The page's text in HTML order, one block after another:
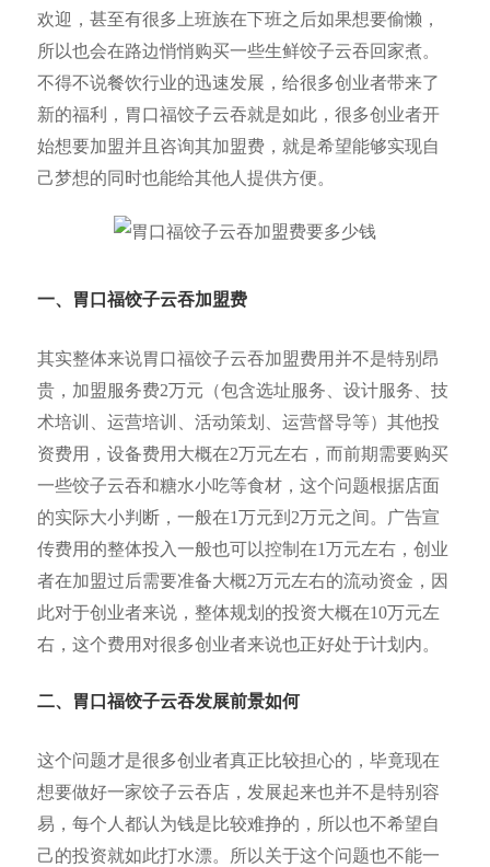
欢迎，甚至有很多上班族在下班之后如果想要偷懒，
所以也会在路边悄悄购买一些生鲜饺子云吞回家煮。
不得不说餐饮行业的迅速发展，给很多创业者带来了
新的福利，胃口福饺子云吞就是如此，很多创业者开
始想要加盟并且咨询其加盟费，就是希望能够实现自
己梦想的同时也能给其他人提供方便。
一、胃口福饺子云吞加盟费
其实整体来说胃口福饺子云吞加盟费用并不是特别昂
贵，加盟服务费2万元（包含选址服务、设计服务、技
术培训、运营培训、活动策划、运营督导等）其他投
资费用，设备费用大概在2万元左右，而前期需要购买
一些饺子云吞和糖水小吃等食材，这个问题根据店面
的实际大小判断，一般在1万元到2万元之间。广告宣
传费用的整体投入一般也可以控制在1万元左右，创业
者在加盟过后需要准备大概2万元左右的流动资金，因
此对于创业者来说，整体规划的投资大概在10万元左
右，这个费用对很多创业者来说也正好处于计划内。
二、胃口福饺子云吞发展前景如何
这个问题才是很多创业者真正比较担心的，毕竟现在
想要做好一家饺子云吞店，发展起来也并不是特别容
易，每个人都认为钱是比较难挣的，所以也不希望自
己的投资就如此打水漂。所以关于这个问题也不能一